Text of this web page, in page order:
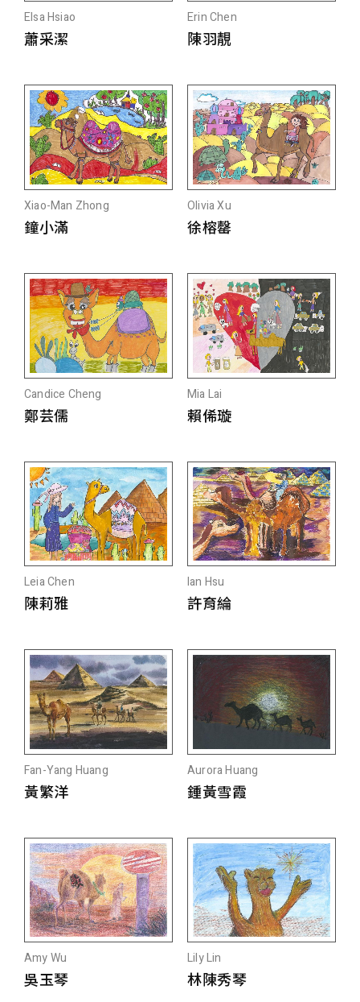
Elsa Hsiao
蕭采潔
Erin Chen
陳羽靚
Xiao-Man Zhong
鐘小滿
Olivia Xu
徐榕罄
Candice Cheng
鄭芸儒
Mia Lai
賴俙璇
Leia Chen
陳莉雅
Ian Hsu
許育綸
Fan-Yang Huang
黃繁洋
Aurora Huang
鍾黃雪霞
Amy Wu
吳玉琴
Lily Lin
林陳秀琴